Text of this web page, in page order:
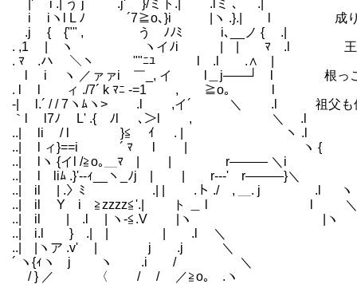
|' i .| う j` .j' }/ミト.| .lミ ､ .|
i iヽl L ﾉ ´7≧o､}i |ヽ .}.| l 成りあがる過程
.j { {"" , う ﾉﾉﾐ i､__ノ { .|
. ,1 | ヽ ヽイﾉi | | ﾏ .l 王家や貴族はそれ
. ﾏ .ハ ＼ヽ ""ﾆﾕ l .l .∧ |
l i ヽ ／ァァi ￣_, イ l＿j――┘ l 根っこは今で
. l l ィ ./7´ k ﾏﾆ -=1 , ≧o｡ l
-| l.´ / / 7ヽﾑヽ> .l ,イ´ ＼ .l 祖父も像にのって
｀l l7ﾉ L' .{ ﾉl ､＞l , ＼ .l
..| li / l }≦ ｲ . | ヽ .l
..| l ィ}==i ´ ﾏ l | ヽ {
..| lヽ {イl /≧o｡＿ﾏ | | r――― ＼i
..| l liﾑ .}'--ｨ__ヽ_ﾉj | | r---' r―――}＼
..| il | .〉ﾐ .| | .ト ./ , ＿. j .l ヽ
..| il Y i ≧zzzz≦'.| ト ＿ l l ＼
..| il | .l | ヽ-≦.V |ヽ |ヽ
..| i.l } .| | | .l ＼
..| |ヽア .v' | j .j ＼
´ ヽ{ｨヽ j ヽ .i / ＼
/ } ／ 〈 / / ／≧o｡ .ヽ